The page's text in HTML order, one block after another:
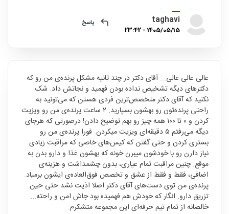
taghavi
1405/05/15 - 23:42
پاسخ
عالی عالی عالی... آقای دکتر در چند ثانیه مشکل پرنده‌ی من رو که
دکترهای دیگه تشخیص نداده بودن فهمید و نجاتش داد. شک
نکنید که آقای دکتر متخصص‌ترین فردی هستن که می‌تونید به
راحتی پرنده‌تون رو بهشون بسپارید. ۲ ساعت پرنده‌ی من رو ویزیت
کردن و ۰ تا ۱۰۰ همه چیز رو بهم توضیح دادن! درصورتی که هرجای
دیگه می‌رفتم ۵ دقیقه‌ای ویزیت میکردن. فورا پرنده‌ی من رو
بستری کردن و حتی گفتن که کیس‌های خاصی که مراقبت زیادی
نیاز دارن رو با خودشون میبرن خونه که بهشون غذا و دارو بدن به
موقع. چنین مراقبت تمام عیاری، بدون چشمداشت و هزینه‌ی
اضافی، فقط و فقط از عشق و تخصص فوق‌العاده‌ی ایشون برمیاد.
پرنده‌ی من توی دست‌های آقای دکتر اصلا اذیت نشد حتی حین
تزریق دارو. انگار که خودش هم فهمیده بود جاش امن و راحته...
خالصانه از تمام تیم حرفه‌ای این مجموعه متشکرم.